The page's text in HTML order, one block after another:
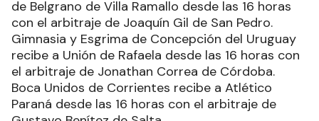
de Belgrano de Villa Ramallo desde las 16 horas
con el arbitraje de Joaquín Gil de San Pedro.
Gimnasia y Esgrima de Concepción del Uruguay
recibe a Unión de Rafaela desde las 16 horas con
el arbitraje de Jonathan Correa de Córdoba.
Boca Unidos de Corrientes recibe a Atlético
Paraná desde las 16 horas con el arbitraje de